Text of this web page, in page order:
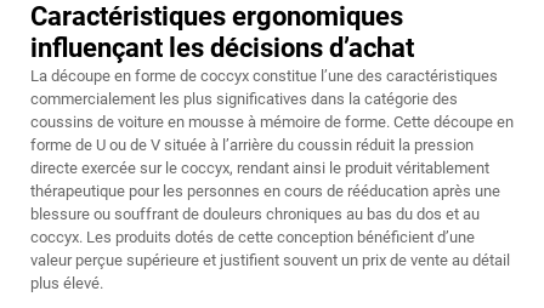
Caractéristiques ergonomiques
influençant les décisions d’achat
La découpe en forme de coccyx constitue l’une des caractéristiques
commercialement les plus significatives dans la catégorie des
coussins de voiture en mousse à mémoire de forme. Cette découpe en
forme de U ou de V située à l’arrière du coussin réduit la pression
directe exercée sur le coccyx, rendant ainsi le produit véritablement
thérapeutique pour les personnes en cours de rééducation après une
blessure ou souffrant de douleurs chroniques au bas du dos et au
coccyx. Les produits dotés de cette conception bénéficient d’une
valeur perçue supérieure et justifient souvent un prix de vente au détail
plus élevé.